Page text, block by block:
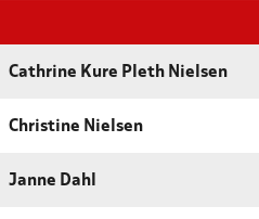
Cathrine Kure Pleth Nielsen
Christine Nielsen
Janne Dahl